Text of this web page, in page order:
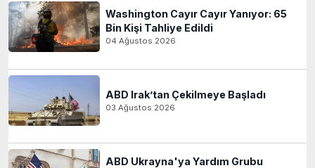
Washington Cayır Cayır Yanıyor: 65
Bin Kişi Tahliye Edildi
04 Ağustos 2026
ABD Irak’tan Çekilmeye Başladı
03 Ağustos 2026
ABD Ukrayna'ya Yardım Grubu